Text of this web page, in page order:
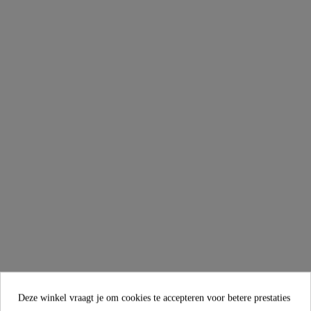
Deze winkel vraagt je om cookies te accepteren voor betere prestaties